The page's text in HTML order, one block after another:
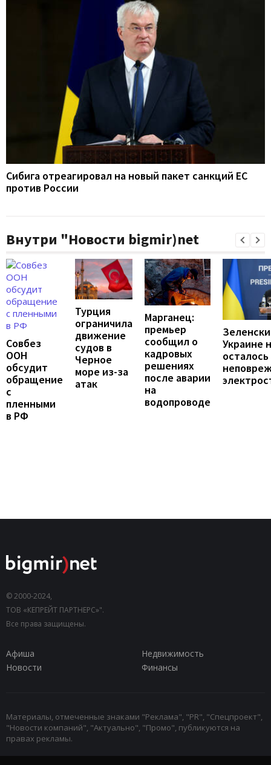
Сибига отреагировал на новый пакет санкций ЕС
против России
Внутри "Новости bigmir)net
Совбез
ООН
обсудит
обращение
с
пленными
в РФ
Турция
ограничила
движение
судов в
Черное
море из-за
атак
Марганец:
премьер
сообщил о
кадровых
решениях
после аварии
на
водопроводе
Украине
осталось
© 2000-2024,
ТОВ «КЕПРЕЙТ ПАРТНЕРС»".
Все права защищены.
Афиша
Недвижимость
Новости
Финансы
Материалы, отмеченные знаками "Реклама", "PR", "Спецпроект",
"Новости компаний", "Актуально", "Промо", публикуются на
правах рекламы.